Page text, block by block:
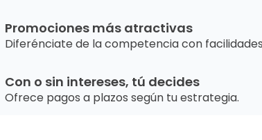
Promociones más atractivas
Diferénciate de la competencia con
Con o sin intereses, tú decides
Ofrece pagos a plazos según tu estrategia.